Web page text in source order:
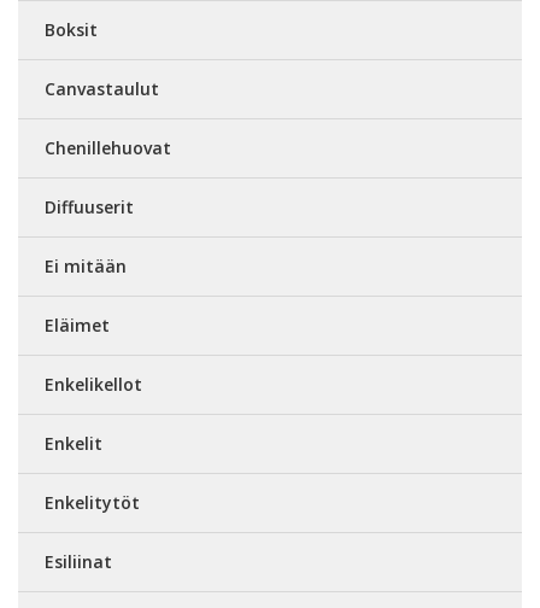
Boksit
Canvastaulut
Chenillehuovat
Diffuuserit
Ei mitään
Eläimet
Enkelikellot
Enkelit
Enkelitytöt
Esiliinat